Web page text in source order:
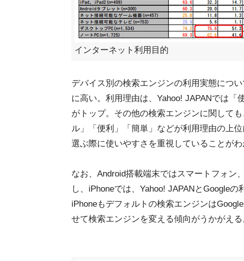
インターネット利用目的
デバイス別の検索エンジンの利用実態につ
に高い。利用理由は、Yahoo! JAPANでは「
がトップ。その他の検索エンジンに関して
ル」「便利」「簡単」などが利用理由の上
選ぶ際に使いやすさを重視していることがわ
なお、Android搭載端末ではスマートフォン
し、iPhoneでは、Yahoo! JAPANとGoogle
iPhoneもデフォルトの検索エンジンは
せて検索エンジンを変える傾向がうかがえる